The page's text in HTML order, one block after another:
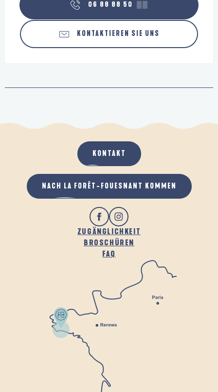
06 88 88 50 ▒▒
KONTAKTIEREN SIE UNS
ZUGÄNGLICHKEIT
BROSCHÜREN
FAQ
KONTAKT
NACH LA FORÊT-FOUESNANT KOMMEN